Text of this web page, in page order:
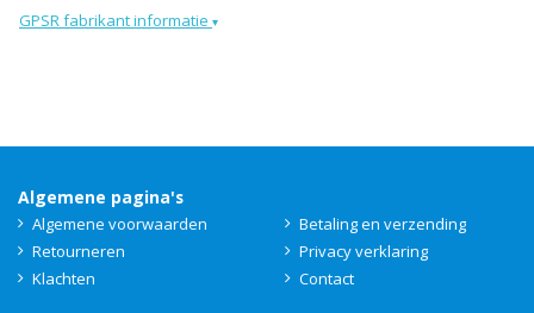
GPSR fabrikant informatie ▾
Algemene pagina's
Algemene voorwaarden
Betaling en verzending
Retourneren
Privacy verklaring
Klachten
Contact